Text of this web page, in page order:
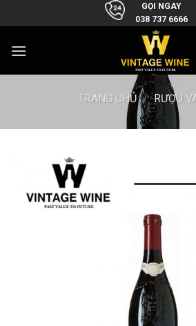
to
GỌI NGAY
038 737 6666
TRANG CHỦ / RƯỢU